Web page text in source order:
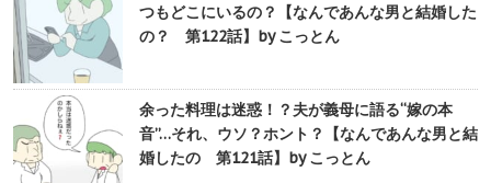
つもどこにいるの？【なんであんな男と結婚した
の？ 第122話】by こっとん
余った料理は迷惑！？夫が義母に語る“嫁の本
音”…それ、ウソ？ホント？【なんであんな男と結
婚したの 第121話】by こっとん